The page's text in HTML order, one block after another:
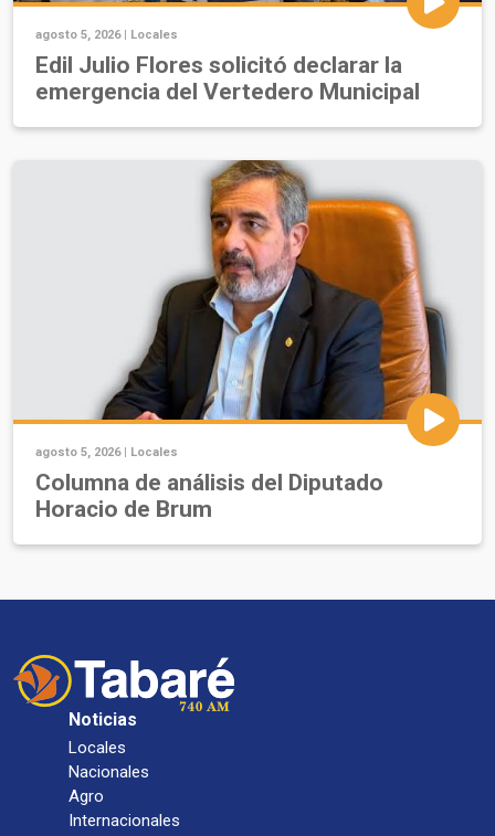
agosto 5, 2026 | Locales
Edil Julio Flores solicitó declarar la
emergencia del Vertedero Municipal
agosto 5, 2026 | Locales
Columna de análisis del Diputado
Horacio de Brum
Noticias
Locales
Nacionales
Agro
Internacionales